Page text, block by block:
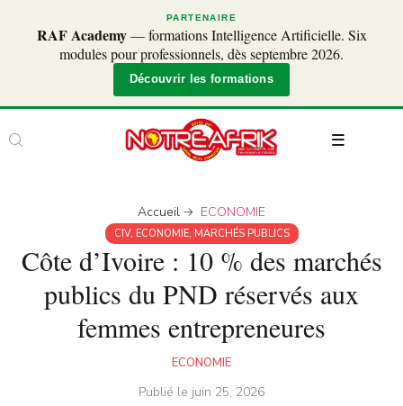
PARTENAIRE
RAF Academy— formations Intelligence Artificielle. Six
modules pour professionnels, dès septembre 2026.
Découvrir les formations
Accueil ECONOMIE
CIV, ECONOMIE, MARCHÉS PUBLICS
Côte d’Ivoire : 10 % des marchés
publics du PND réservés aux
femmes entrepreneures
ECONOMIE
Publié le juin 25, 2026